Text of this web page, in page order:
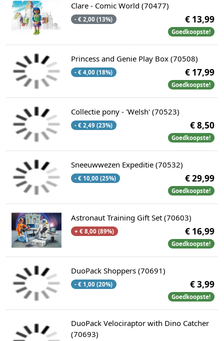
Clare - Comic World (70477)
- € 2,00 (13%) € 13,99
Goedkoopste!
Princess and Genie Play Box (70508)
- € 4,00 (18%) € 17,99
Goedkoopste!
Collectie pony - 'Welsh' (70523)
- € 2,49 (23%) € 8,50
Goedkoopste!
Sneeuwwezen Expeditie (70532)
- € 10,00 (25%) € 29,99
Goedkoopste!
Astronaut Training Gift Set (70603)
+ € 8,00 (89%) € 16,99
Goedkoopste!
DuoPack Shoppers (70691)
- € 1,00 (20%) € 3,99
Goedkoopste!
DuoPack Velociraptor with Dino Catcher
(70693)